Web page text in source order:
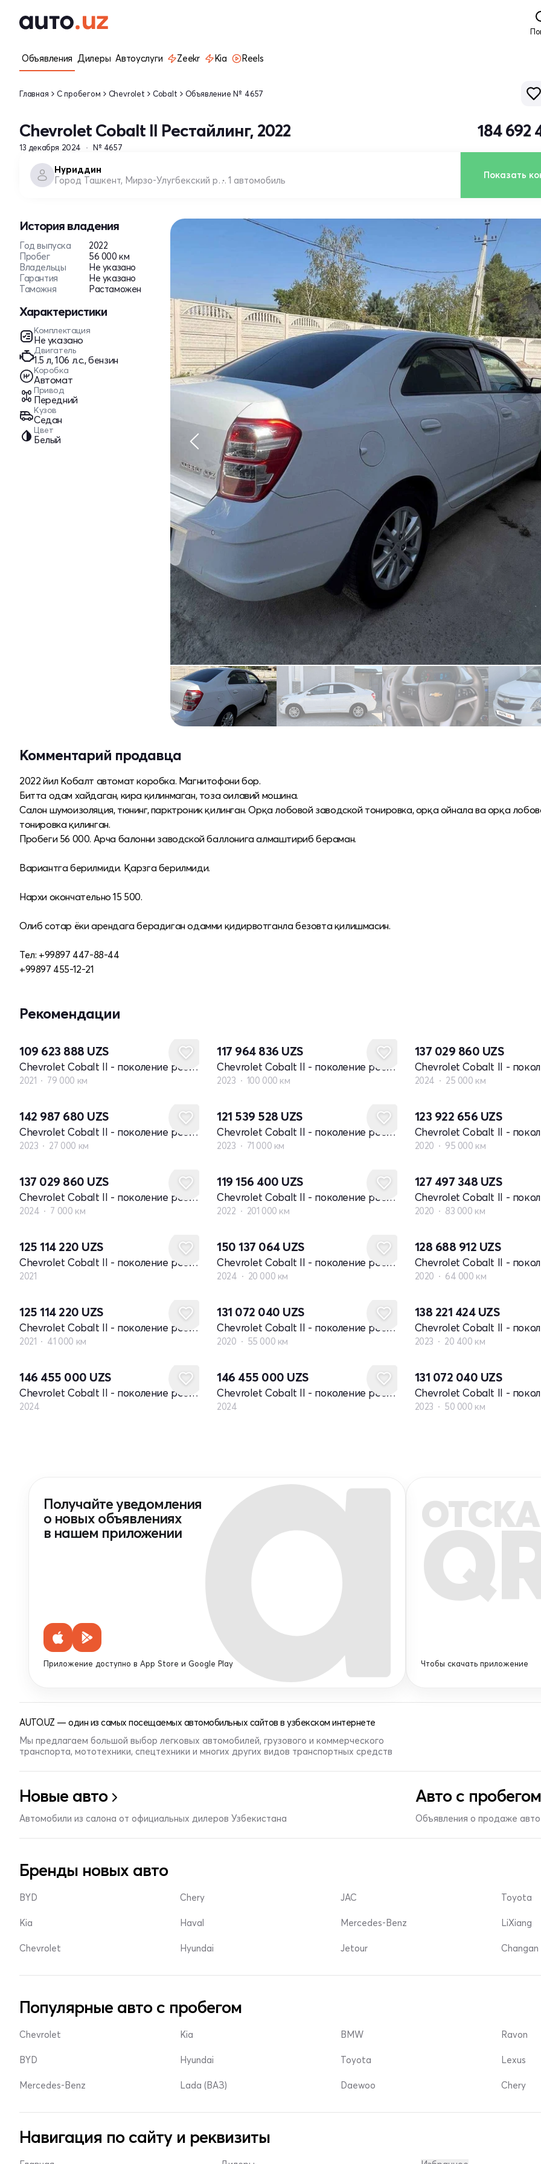
Объявления Дилеры Автоуслуги Zeekr Kia Reels
Главная С пробегом Chevrolet Cobalt Объявление № 4657
Chevrolet Cobalt II Рестайлинг, 2022
13 декабря 2024 № 4657
184 692
Нуриддин
Город Ташкент, Мирзо-Улугбекский район 1 автомобиль Показать
История владения
Год выпуска
2022
Пробег
56 000 км
Владельцы
Не указано
Гарантия
Не указано
Таможня
Растаможен
Характеристики
Комплектация
Не указано
Двигатель
1.5 л, 106 л.с., бензин
Коробка
Автомат
Привод
Передний
Кузов
Седан
Цвет
Белый
Комментарий продавца
2022 йил Кобалт автомат коробка. Магнитофони бор.
Битта одам хайдаган, кира қилинмаган, тоза оилавий мошина.
Салон шумоизоляция, тюнинг, парктроник қилинган. Орқа лобовой заводской тонировка, орқа ойнала ва орқа
тонировка қилинган.
Пробеги 56 000. Арча балонни заводской баллонига алмаштириб бераман.
Вариантга берилмиди. Қарзга берилмиди.
Нархи окончательно 15 500.
Олиб сотар ёки арендага берадиган одамми қидирвотганла безовта қилишмасин.
Тел: +99897 447-88-44
+99897 455-12-21
Рекомендации
109 623 888 UZS
Chevrolet Cobalt II - поколение рестайлинг
2021 79 000 км
117 964 836 UZS
Chevrolet Cobalt II - поколение рестайлинг
2023 100 000 км
137 029 860 UZS
2024 25 000 км
142 987 680 UZS
Chevrolet Cobalt II - поколение рестайлинг
2023 27 000 км
121 539 528 UZS
Chevrolet Cobalt II - поколение рестайлинг
2023 71 000 км
123 922 656 UZS
2020 95 000 км
137 029 860 UZS
Chevrolet Cobalt II - поколение рестайлинг
2024 7 000 км
119 156 400 UZS
Chevrolet Cobalt II - поколение рестайлинг
2022 201 000 км
127 497 348 UZS
2020 83 000 км
125 114 220 UZS
Chevrolet Cobalt II - поколение рестайлинг
2021
150 137 064 UZS
Chevrolet Cobalt II - поколение рестайлинг
2024 20 000 км
128 688 912 UZS
2020 64 000 км
125 114 220 UZS
Chevrolet Cobalt II - поколение рестайлинг
2021 41 000 км
131 072 040 UZS
Chevrolet Cobalt II - поколение рестайлинг
2020 55 000 км
138 221 424 UZS
2023 20 400 км
146 455 000 UZS
Chevrolet Cobalt II - поколение рестайлинг
2024
146 455 000 UZS
Chevrolet Cobalt II - поколение рестайлинг
2024
131 072 040 UZS
2023 50 000 км
Получайте уведомления
о новых объявлениях
в нашем приложении
Приложение доступно в App Store и Google Play Чтобы скачать приложение
AUTO.UZ — один из самых посещаемых автомобильных сайтов в узбекском интернете
Мы предлагаем большой выбор легковых автомобилей, грузового и коммерческого
транспорта, мототехники, спецтехники и многих других видов транспортных средств
Новые авто
Автомобили из салона от официальных дилеров Узбекистана
Авто с пробегом
Объявления о продаже
Бренды новых авто
BYD
Kia
Chevrolet
Chery
Haval
Hyundai
JAC
Mercedes-Benz
Jetour
Toyota
LiXiang
Популярные авто с пробегом
Chevrolet
BYD
Mercedes-Benz
Kia
Hyundai
Lada (ВАЗ)
BMW
Toyota
Daewoo
Ravon
Lexus
Chery
Навигация по сайту и реквизиты